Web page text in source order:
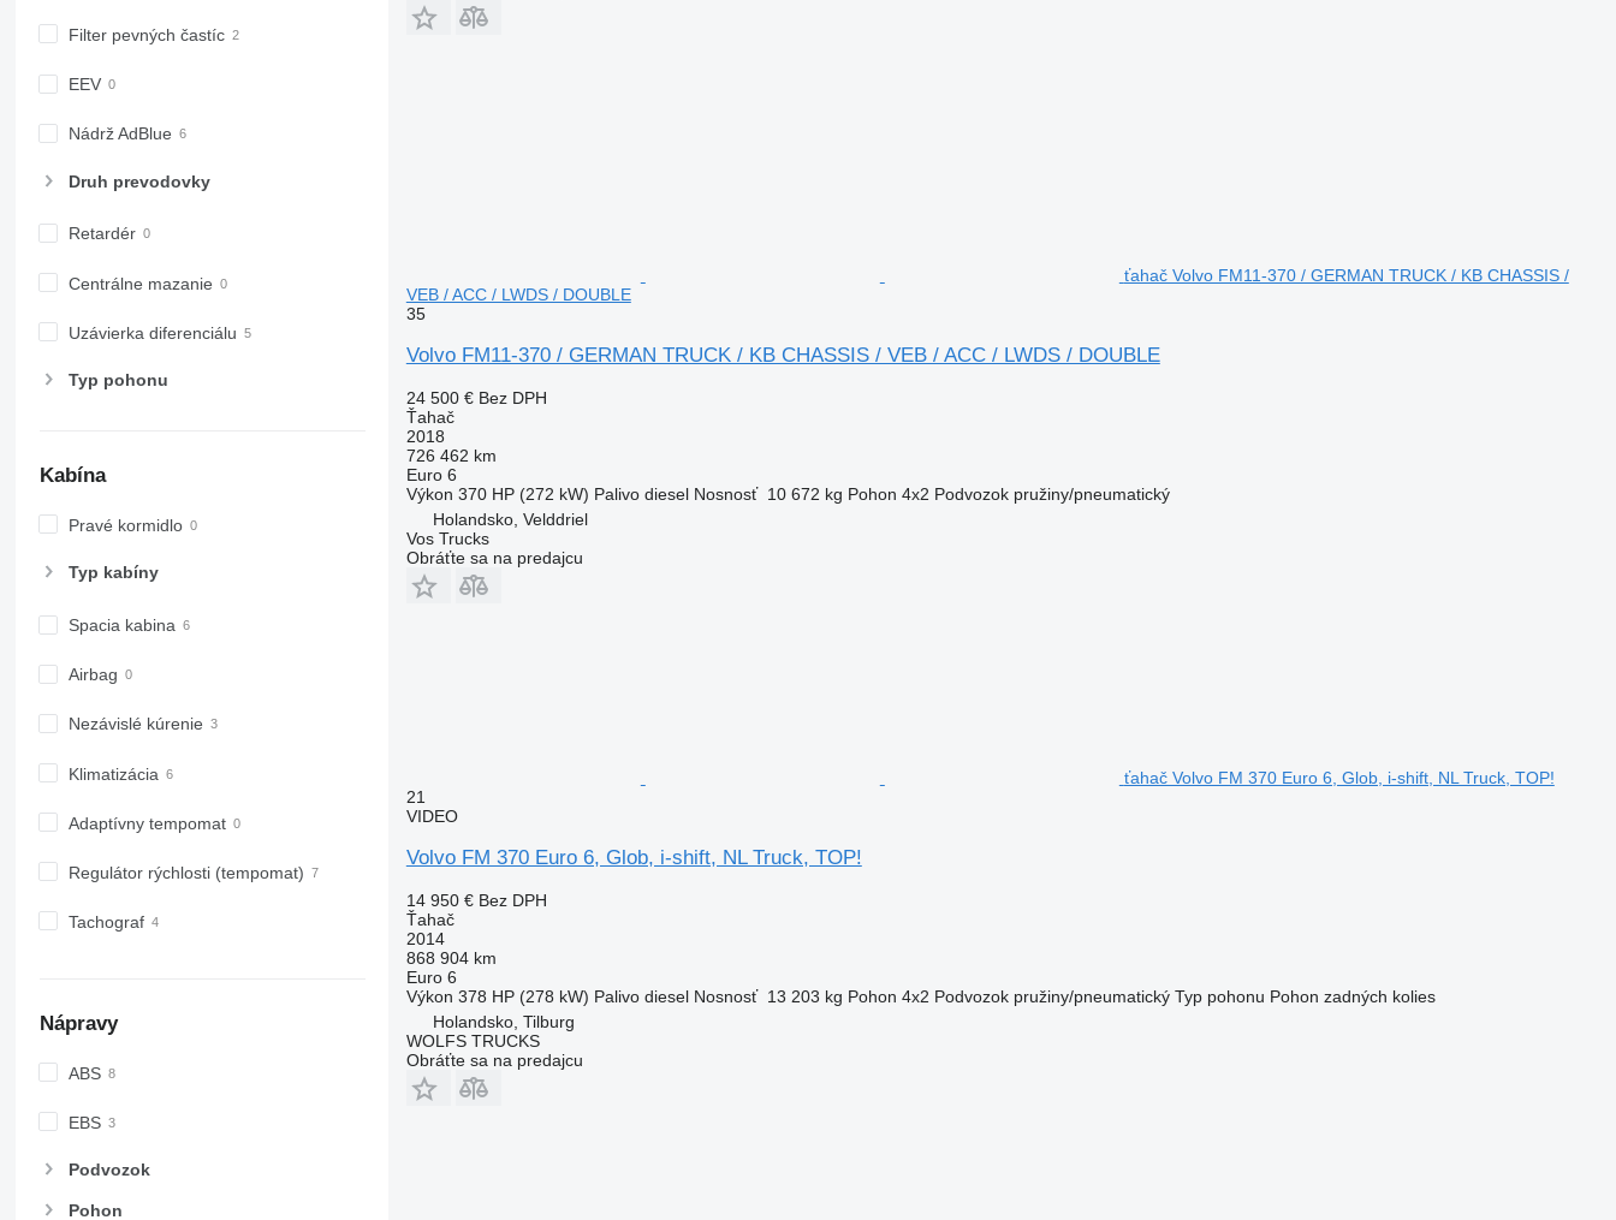
Filter pevných častíc
EEV
Nádrž AdBlue
Druh prevodovky
Retardér
Centrálne mazanie
Uzávierka diferenciálu
Typ pohonu
Kabína
Pravé kormidlo
Typ kabíny
Spacia kabina
Airbag
Nezávislé kúrenie
Klimatizácia
Adaptívny tempomat
Regulátor rýchlosti (tempomat)
Tachograf
Nápravy
ABS
EBS
Podvozok
Pohon
ťahač Volvo FM11-370 / GERMAN TRUCK / KB CHASSIS /
VEB / ACC / LWDS / DOUBLE
35
Volvo FM11-370 / GERMAN TRUCK / KB CHASSIS / VEB / ACC / LWDS / DOUBLE
24 500 € Bez DPH
Ťahač
2018
726 462 km
Euro 6
Výkon 370 HP (272 kW) Palivo diesel Nosnosť 10 672 kg Pohon 4x2 Podvozok pružiny/pneumatický
Holandsko, Velddriel
Vos Trucks
Obráťte sa na predajcu
ťahač Volvo FM 370 Euro 6, Glob, i-shift, NL Truck, TOP!
21
VIDEO
Volvo FM 370 Euro 6, Glob, i-shift, NL Truck, TOP!
14 950 € Bez DPH
Ťahač
2014
868 904 km
Euro 6
Výkon 378 HP (278 kW) Palivo diesel Nosnosť 13 203 kg Pohon 4x2 Podvozok pružiny/pneumatický Typ pohonu Pohon zadných kolies
Holandsko, Tilburg
WOLFS TRUCKS
Obráťte sa na predajcu